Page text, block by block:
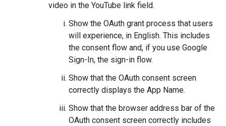
video in the YouTube link field.
Show the OAuth grant process that users
will experience, in English. This includes
the consent flow and, if you use Google
Sign-In, the sign-in flow.
Show that the OAuth consent screen
correctly displays the App Name.
Show that the browser address bar of the
OAuth consent screen correctly includes